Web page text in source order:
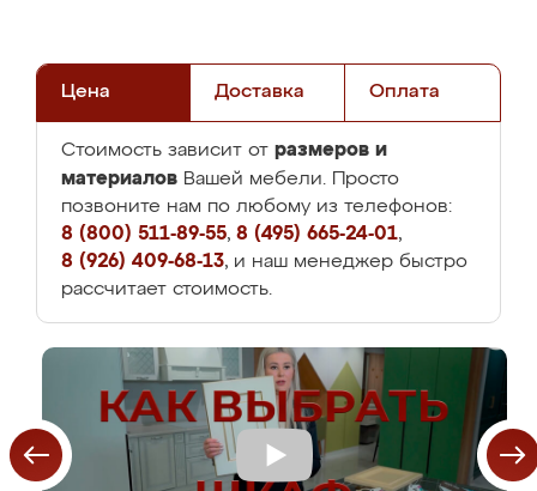
Цена Доставка Оплата
Стоимость зависит от размеров и
материалов Вашей мебели. Просто
позвоните нам по любому из телефонов:
8 (800) 511-89-55, 8 (495) 665-24-01,
8 (926) 409-68-13, и наш менеджер быстро
рассчитает стоимость.